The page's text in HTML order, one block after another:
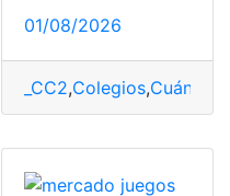
,Demora,Préstamo,
01/08/2026
_CC2,Colegios,Cuánto